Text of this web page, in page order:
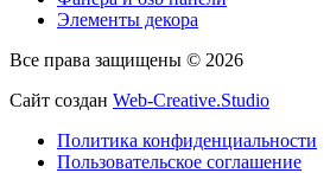
Элементы декора
Все права защищены © 2026
Сайт создан Web-Creative.Studio
Политика конфиденциальности
Пользовательское соглашение